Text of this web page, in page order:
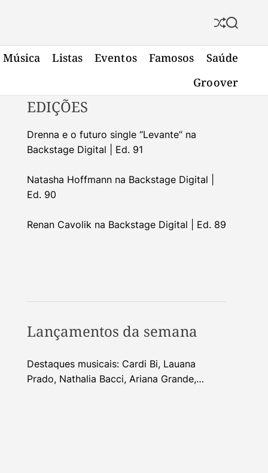
S
f
l
S
a
r
h
Música Listas Eventos Famosos
Saúde
Groover
EDIÇÕES
Drenna e o futuro single “Levante” na
Backstage Digital | Ed. 91
Natasha Hoffmann na Backstage Digital |
Ed. 90
Renan Cavolik na Backstage Digital | Ed. 89
Lançamentos da semana
Destaques musicais: Cardi Bi, Lauana
Prado, Nathalia Bacci, Ariana Grande,